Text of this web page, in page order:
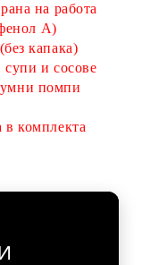
на работа
А)
(без капака)
супи и сосове
помпи
комплекта